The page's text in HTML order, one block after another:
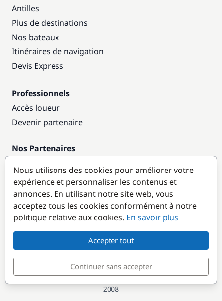
Antilles
Plus de destinations
Nos bateaux
Itinéraires de navigation
Devis Express
Professionnels
Accès loueur
Devenir partenaire
Nos Partenaires
Destinations populaires
© GlobeSailor
Croisières & Location de bateaux depuis
2008
Nous utilisons des cookies pour améliorer votre
expérience et personnaliser les contenus et
annonces. En utilisant notre site web, vous
acceptez tous les cookies conformément à notre
politique relative aux cookies. En savoir plus
Accepter tout
Continuer sans accepter